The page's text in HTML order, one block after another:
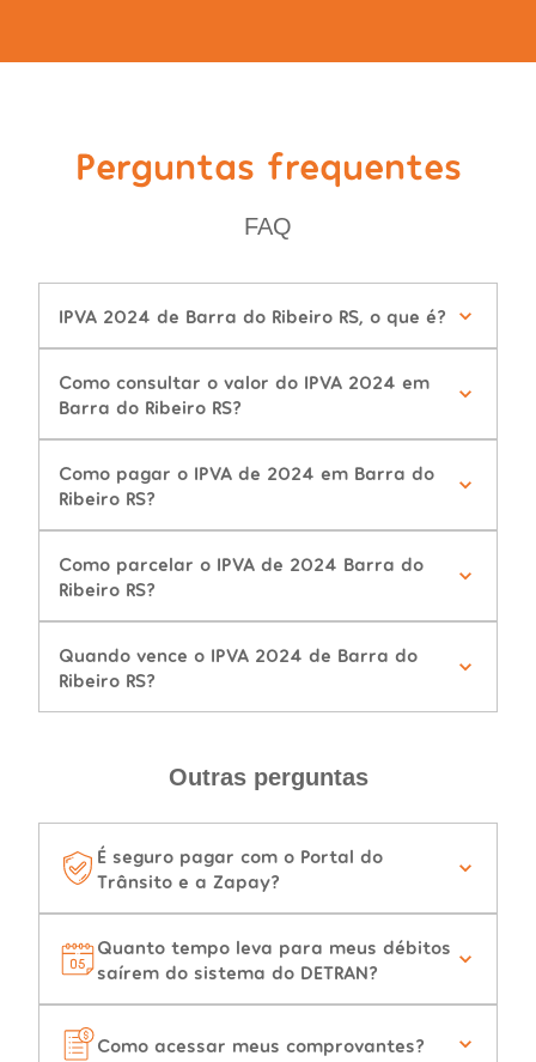
Perguntas frequentes
FAQ
IPVA 2024 de Barra do Ribeiro RS, o que é?
Como consultar o valor do IPVA 2024 em
Barra do Ribeiro RS?
Como pagar o IPVA de 2024 em Barra do
Ribeiro RS?
Como parcelar o IPVA de 2024 Barra do
Ribeiro RS?
Quando vence o IPVA 2024 de Barra do
Ribeiro RS?
Outras perguntas
É seguro pagar com o Portal do
Trânsito e a Zapay?
Quanto tempo leva para meus débitos
saírem do sistema do DETRAN?
Como acessar meus comprovantes?